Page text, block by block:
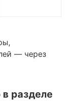
— через
разделе